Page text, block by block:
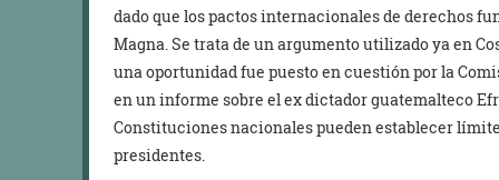
dado que los pactos internacionales de derechos
Magna. Se trata de un argumento utilizado ya en
una oportunidad fue puesto en cuestión por la
en un informe sobre el ex dictador guatemalteco
Constituciones nacionales pueden establecer
presidentes.